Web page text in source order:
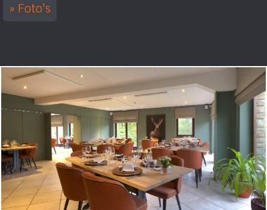
Foto's